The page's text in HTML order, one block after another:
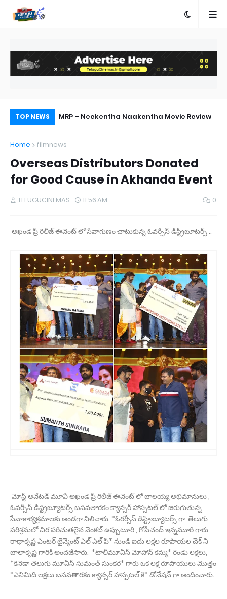
TOP NEWS
on Miss MRP – Neekentha Naakentha Movie Review
Home
filmnews
Overseas Distributors Donated
for Good Cause in Akhanda Event
TELUGUCINEMAS 11:56 AM 0
అఖండ ప్రీ రిలీజ్ ఈవెంట్ లో సేవాగుణం చాటుకున్న ఓవ‌ర్సీస్ డిస్ట్రిబూట‌ర్స్ ..
మోస్ట్ అవేట‌డ్ మూవీ అఖండ ప్రీ రిలీజ్ ఈవెంట్ లో బాల‌య్య అభిమానులు ,
ఓవ‌ర్సీస్ డిస్ట్ర‌బ్యూట‌ర్స్ బ‌స‌వ‌తార‌కం క్యాన్సర్ హాస్స‌ట‌ల్ లో జ‌రుగుతున్న
సేవాకార్య‌క్ర‌మాల‌కు అండ‌గా నిలిచారు. *ఓర‌ర్సీస్ డిస్ట్రిబ్యూట‌ర్స్ గా తెలుగు
ప‌రిశ్ర‌మ‌లో చిర ప‌రిచుత‌లైన వెంక‌ట్ ఉప్పుటూరి , గోపీచంద్ ఇన్నమూరి గారు
రాధాకృష్ణ ఎంట‌ర్ టైన్మెంట్ ఎల్ ఎల్ పి* నుండి ఐదు ల‌క్ష‌ల రూపాయ‌ల చెక్ ని
బాలాకృష్ణ గారికి అంద‌జేసారు. *టాలీమూవీస్ మోహాన్ క‌మ్మ* రెండు ల‌క్ష‌లు,
*కెనెడా తెలుగు మూవీస్ సుమంత్ సుంక‌ర* గారు ఒక ల‌క్ష రూపాయులు మొత్తం
*ఎనిమిది ల‌క్ష‌లు బ‌స‌వ‌తార‌కం క్యాన్స‌ర్ హాస్ప‌ట‌ల్ కి* డోనేష‌న్ గా అందించారు.